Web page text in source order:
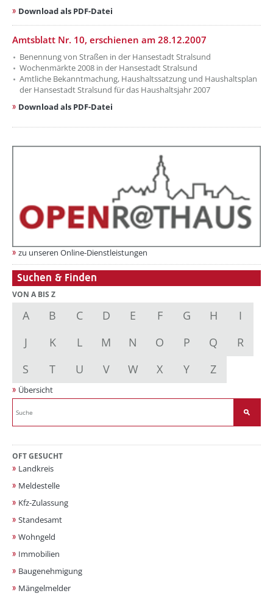
Download als PDF-Datei
Amtsblatt Nr. 10, erschienen am 28.12.2007
Benennung von Straßen in der Hansestadt Stralsund
Wochenmärkte 2008 in der Hansestadt Stralsund
Amtliche Bekanntmachung, Haushaltssatzung und Haushaltsplan
der Hansestadt Stralsund für das Haushaltsjahr 2007
Download als PDF-Datei
zu unseren Online-Dienstleistungen
Suchen & Finden
VON A BIS Z
A B C D E F G H
I
J
K L M N O P Q
R
S
T U V W X Y Z
Übersicht
OFT GESUCHT
Landkreis
Meldestelle
Kfz-Zulassung
Standesamt
Wohngeld
Immobilien
Baugenehmigung
Mängelmelder